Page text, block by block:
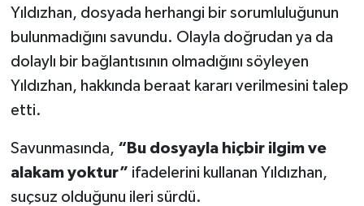
Yıldızhan, dosyada herhangi bir sorumluluğunun
bulunmadığını savundu. Olayla doğrudan ya da
dolaylı bir bağlantısının olmadığını söyleyen
Yıldızhan, hakkında beraat kararı verilmesini talep
etti.
Savunmasında, “Bu dosyayla hiçbir ilgim ve
alakam yoktur” ifadelerini kullanan Yıldızhan,
suçsuz olduğunu ileri sürdü.